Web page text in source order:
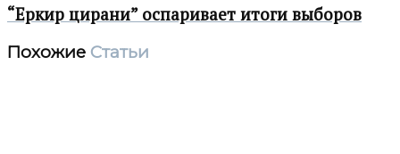
“Еркир цирани” оспаривает итоги выборов
Похожие Статьи